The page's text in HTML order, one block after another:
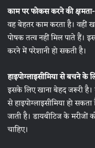
काम पर फोकस करने की
वह बेहतर काम करता है। वहीं
पोषक तत्व नहीं मिल पाते हैं।
करने में परेशानी हो सकती है।
हाइपोग्लाइसीमिया से बचने के
इसके लिए खाना बेहद जरूरी
से हाइपोग्लाइसीमिया हो
जाती है। डायबीटिज के मरीजों
चाहिए।